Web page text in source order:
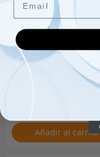
Kit de cuñas "Dana 44
050""-054"""
36.00€
Añadir al carrito